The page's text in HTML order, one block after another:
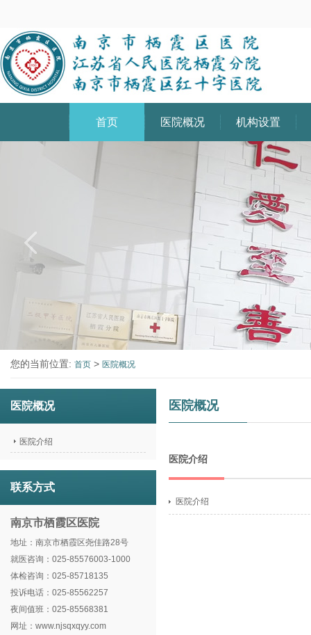
首页 医院概况 机构设置
您的当前位置: 首页 > 医院概况
医院概况
医院介绍
联系方式
南京市栖霞区医院
地址：南京市栖霞区尧佳路28号
就医咨询：025-85576003-1000
体检咨询：025-85718135
投诉电话：025-85562257
夜间值班：025-85568381
网址：www.njsqxqyy.com
医院概况
医院介绍
医院介绍